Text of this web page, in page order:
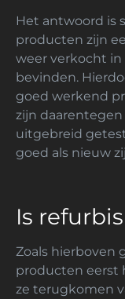
Het antwoord is
producten zijn
weer verkocht in
bevinden.
goed werkend
zijn
uitgebreid
goed als nieuw
Is
Zoals hierboven
producten eerst
ze terugkomen